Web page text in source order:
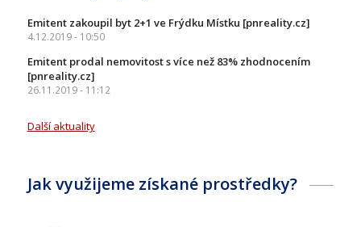
Emitent zakoupil byt 2+1 ve Frýdku Místku [pnreality.cz]
4.12.2019 - 10:50
Emitent prodal nemovitost s více než 83% zhodnocením
[pnreality.cz]
26.11.2019 - 11:12
Další aktuality
Jak využijeme získané prostředky?